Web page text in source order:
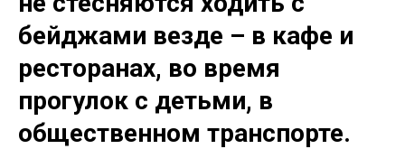
бейджами везде – в кафе и
ресторанах, во время
прогулок с детьми, в
общественном транспорте.